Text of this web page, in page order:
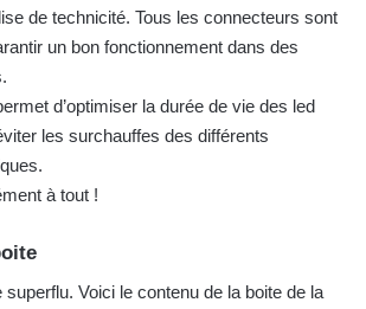
de technicité. Tous les connecteurs sont
un bon fonctionnement dans des
d’optimiser la durée de vie des led
les surchauffes des différents
à tout !
Voici le contenu de la boite de la